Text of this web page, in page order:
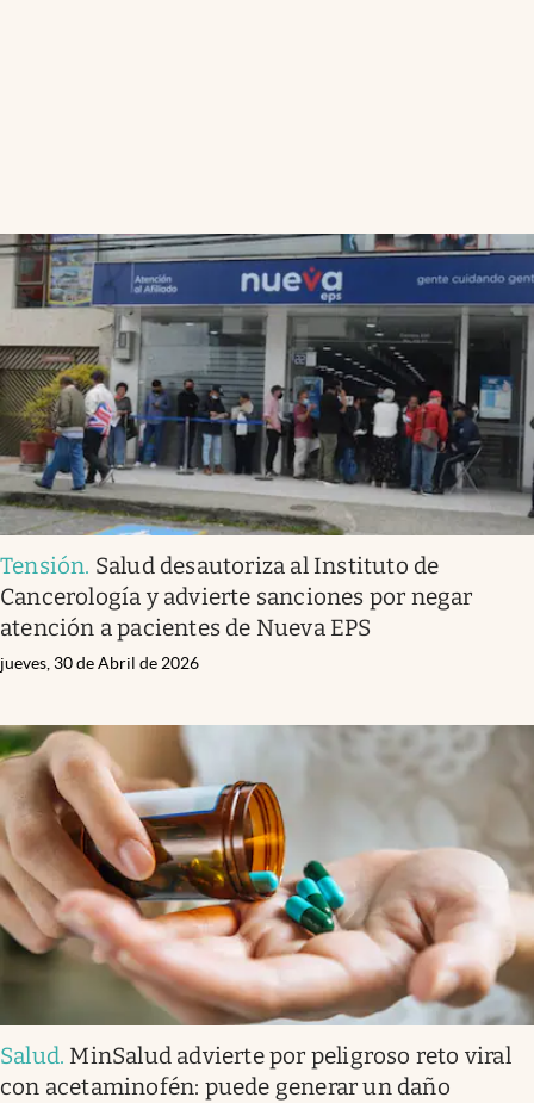
Tensión. Salud desautoriza al Instituto de
Cancerología y advierte sanciones por negar
atención a pacientes de Nueva EPS
jueves, 30 de Abril de 2026
Salud. MinSalud advierte por peligroso reto viral
con acetaminofén: puede generar un daño